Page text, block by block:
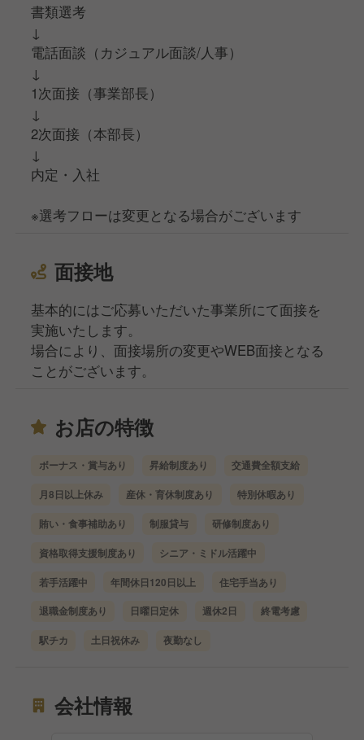
書類選考
↓
電話面談（カジュアル面談/人事）
↓
1次面接（事業部長）
↓
2次面接（本部長）
↓
内定・入社
※選考フローは変更となる場合がございます
面接地
基本的にはご応募いただいた事業所にて面接を
実施いたします。
場合により、面接場所の変更やWEB面接となる
ことがございます。
お店の特徴
ボーナス・賞与あり 昇給制度あり 交通費全額支給
月8日以上休み 産休・育休制度あり 特別休暇あり
賄い・食事補助あり 制服貸与 研修制度あり
資格取得支援制度あり シニア・ミドル活躍中
若手活躍中 年間休日120日以上 住宅手当あり
退職金制度あり 日曜日定休 週休2日 終電考慮
駅チカ 土日祝休み 夜勤なし
会社情報